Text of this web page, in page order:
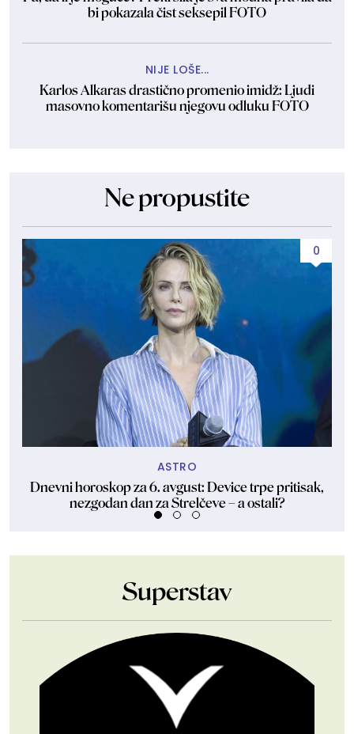
bi pokazala čist seksepil FOTO
NIJE LOŠE...
Karlos Alkaras drastično promenio imidž: Ljudi
masovno komentarišu njegovu odluku FOTO
Ne propustite
0
ASTRO
Dnevni horoskop za 6. avgust: Device trpe pritisak,
nezgodan dan za Strelčeve – a ostali?
Superstav